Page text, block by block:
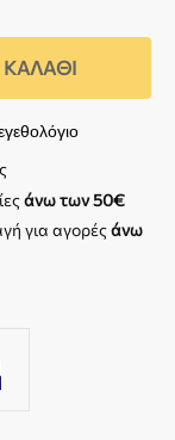
άνω των 50€
για αγορέςάνω